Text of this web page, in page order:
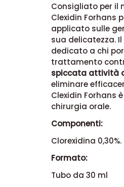
Consigliato per il
Clexidin Forhans
applicato sulle
sua delicatezza.
dedicato a chi
trattamento
spiccata attività
eliminare
Clexidin Forhans
chirurgia orale.
Componenti:
Clorexidina 0,30%.
Formato:
Tubo da 30 ml